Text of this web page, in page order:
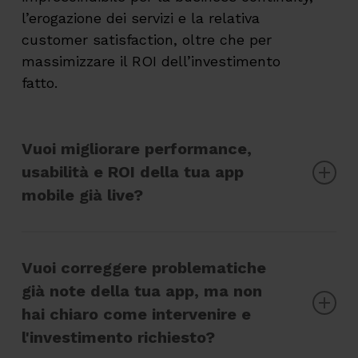
l’erogazione dei servizi e la relativa
customer satisfaction, oltre che per
massimizzare il ROI dell’investimento
fatto.
Vuoi migliorare performance,
usabilità e ROI della tua app
mobile già live?
migliorare le performance, l’usabilità, la
sicurezza, la visibilità o la monetizzazione di
un’applicazione mobile già pubblicata negli
store, un Mobile App Quality Check aiuta a
Vuoi correggere problematiche
già note della tua app, ma non
hai chiaro come intervenire e
l'investimento richiesto?